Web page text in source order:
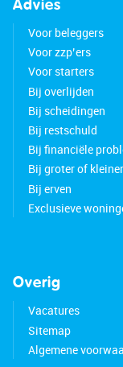
plastic frames
• Complete
2019 (boiler,
• Equipped
• Located in a
neighborhood
• Darwinpark
• Center and
• Close to
• Energy label:
Advies
Voor beleggers
Voor zzp’ers
Voor starters
Bij overlijden
Bij scheidingen
Bij restschuld
Bij financiële
Bij groter of
Bij erven
Exclusieve
Overig
Vacatures
Sitemap
Algemene